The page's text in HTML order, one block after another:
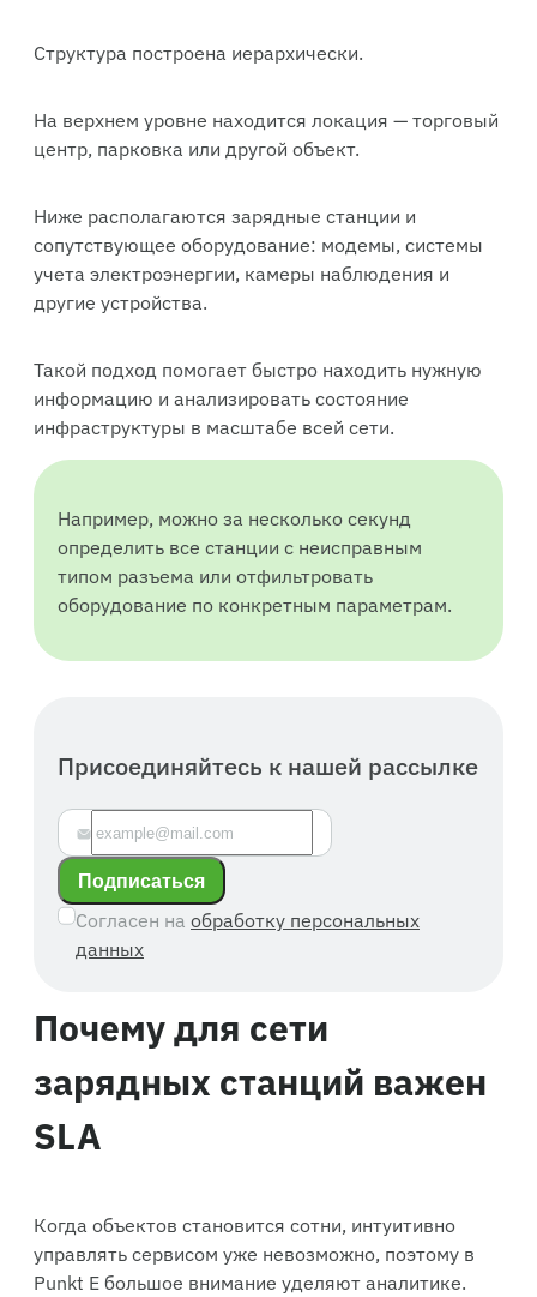
Структура построена иерархически.
На верхнем уровне находится локация — торговый
центр, парковка или другой объект.
Ниже располагаются зарядные станции и
сопутствующее оборудование: модемы, системы
учета электроэнергии, камеры наблюдения и
другие устройства.
Такой подход помогает быстро находить нужную
информацию и анализировать состояние
инфраструктуры в масштабе всей сети.
Например, можно за несколько секунд
определить все станции с неисправным
типом разъема или отфильтровать
оборудование по конкретным параметрам.
Присоединяйтесь к нашей рассылке
Подписаться
Согласен на обработку персональных
данных
Почему для сети
зарядных станций важен
SLA
Когда объектов становится сотни, интуитивно
управлять сервисом уже невозможно, поэтому в
Punkt E большое внимание уделяют аналитике.